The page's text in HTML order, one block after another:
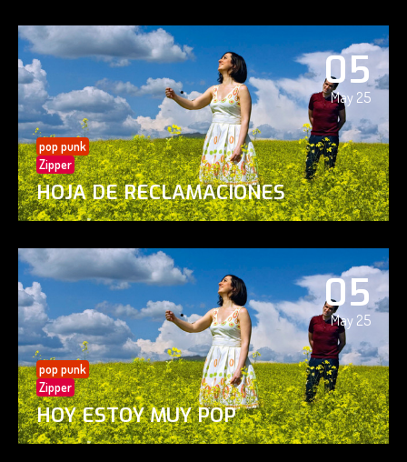
05
May 25
pop punk
Zipper
HOJA DE RECLAMACIONES
05
May 25
pop punk
Zipper
HOY ESTOY MUY POP